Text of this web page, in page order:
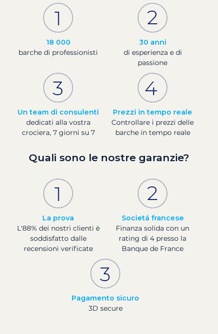
18 000
barche di professionisti
30 anni
di esperienza e di
passione
Un team di consulenti
dedicati alla vostra
crociera, 7 giorni su 7
Prezzi in tempo reale
Controllare i prezzi delle
barche in tempo reale
Quali sono le nostre garanzie?
La prova
L'88% dei nostri clienti è
soddisfatto dalle
recensioni verificate
Societá francese
Finanza solida con un
rating di 4 presso la
Banque de France
Pagamento sicuro
3D secure